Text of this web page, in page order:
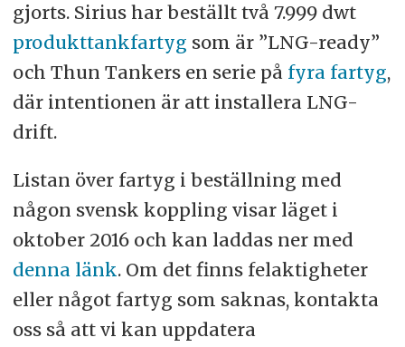
gjorts. Sirius har beställt två 7.999 dwt
produkttankfartyg som är ”LNG-ready”
och Thun Tankers en serie på fyra fartyg,
där intentionen är att installera LNG-
drift.
Listan över fartyg i beställning med
någon svensk koppling visar läget i
oktober 2016 och kan laddas ner med
denna länk. Om det finns felaktigheter
eller något fartyg som saknas, kontakta
oss så att vi kan uppdatera